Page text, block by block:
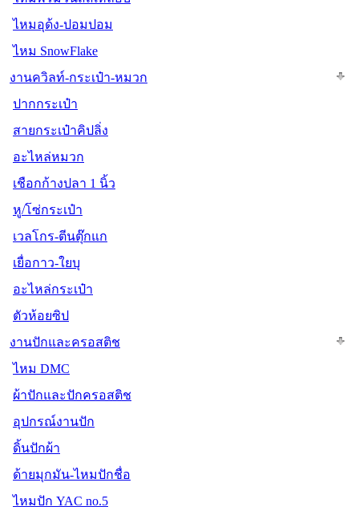
ไหมอุด้ง-ปอมปอม
ไหม SnowFlake
งานควิลท์-กระเป๋า-หมวก
ปากกระเป๋า
สายกระเป๋าคิปลิ่ง
อะไหล่หมวก
เชือกก้างปลา 1 นิ้ว
หู/โซ่กระเป๋า
เวลโกร-ตีนตุ๊กแก
เยื่อกาว-ใยบุ
อะไหล่กระเป๋า
ตัวห้อยซิป
งานปักและครอสติช
ไหม DMC
ผ้าปักและปักครอสติช
อุปกรณ์งานปัก
ดิ้นปักผ้า
ด้ายมุกมัน-ไหมปักชื่อ
ไหมปัก YAC no.5